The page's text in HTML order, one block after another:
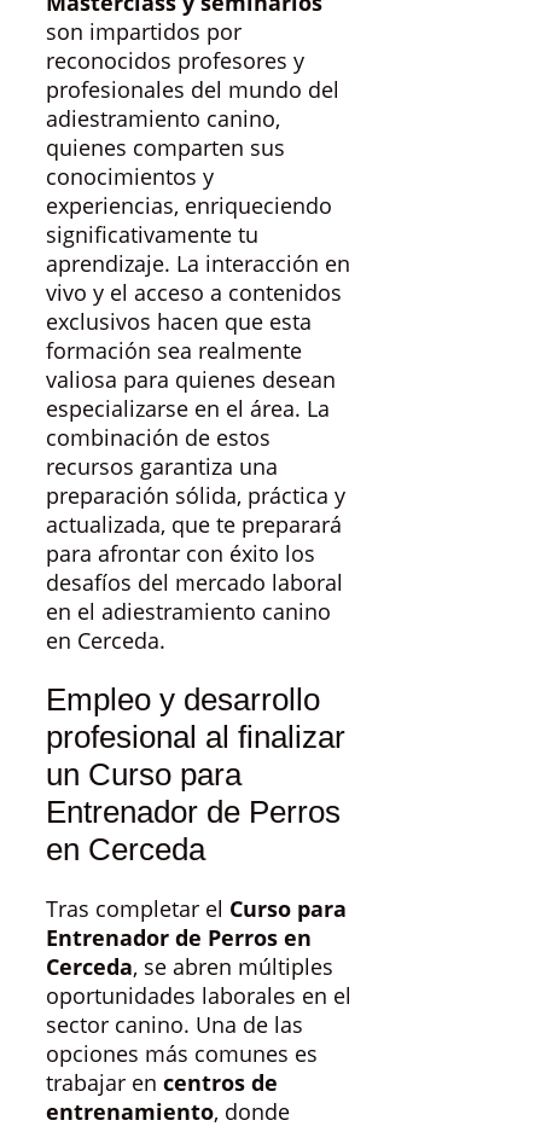
son impartidos por
reconocidos profesores y
profesionales del mundo del
adiestramiento canino,
quienes comparten sus
conocimientos y
experiencias, enriqueciendo
significativamente tu
aprendizaje. La interacción en
vivo y el acceso a contenidos
exclusivos hacen que esta
formación sea realmente
valiosa para quienes desean
especializarse en el área. La
combinación de estos
recursos garantiza una
preparación sólida, práctica y
actualizada, que te preparará
para afrontar con éxito los
desafíos del mercado laboral
en el adiestramiento canino
en Cerceda.
Empleo y desarrollo
profesional al finalizar
un Curso para
Entrenador de Perros
en Cerceda
Tras completar el Curso para
Entrenador de Perros en
Cerceda, se abren múltiples
oportunidades laborales en el
sector canino. Una de las
opciones más comunes es
trabajar en centros de
entrenamiento, donde